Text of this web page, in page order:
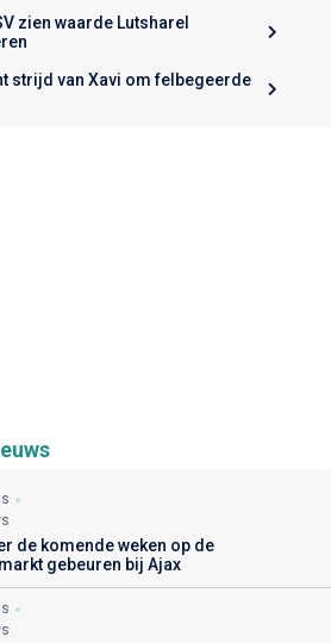
zien waarde Lutsharel
strijd van Xavi om felbegeerde
de komende weken op de
gebeuren bij Ajax